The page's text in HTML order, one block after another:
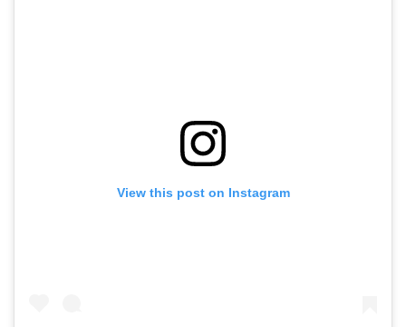
View this post on Instagram